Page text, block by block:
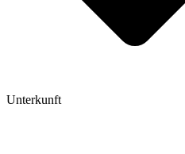
Unterkunft